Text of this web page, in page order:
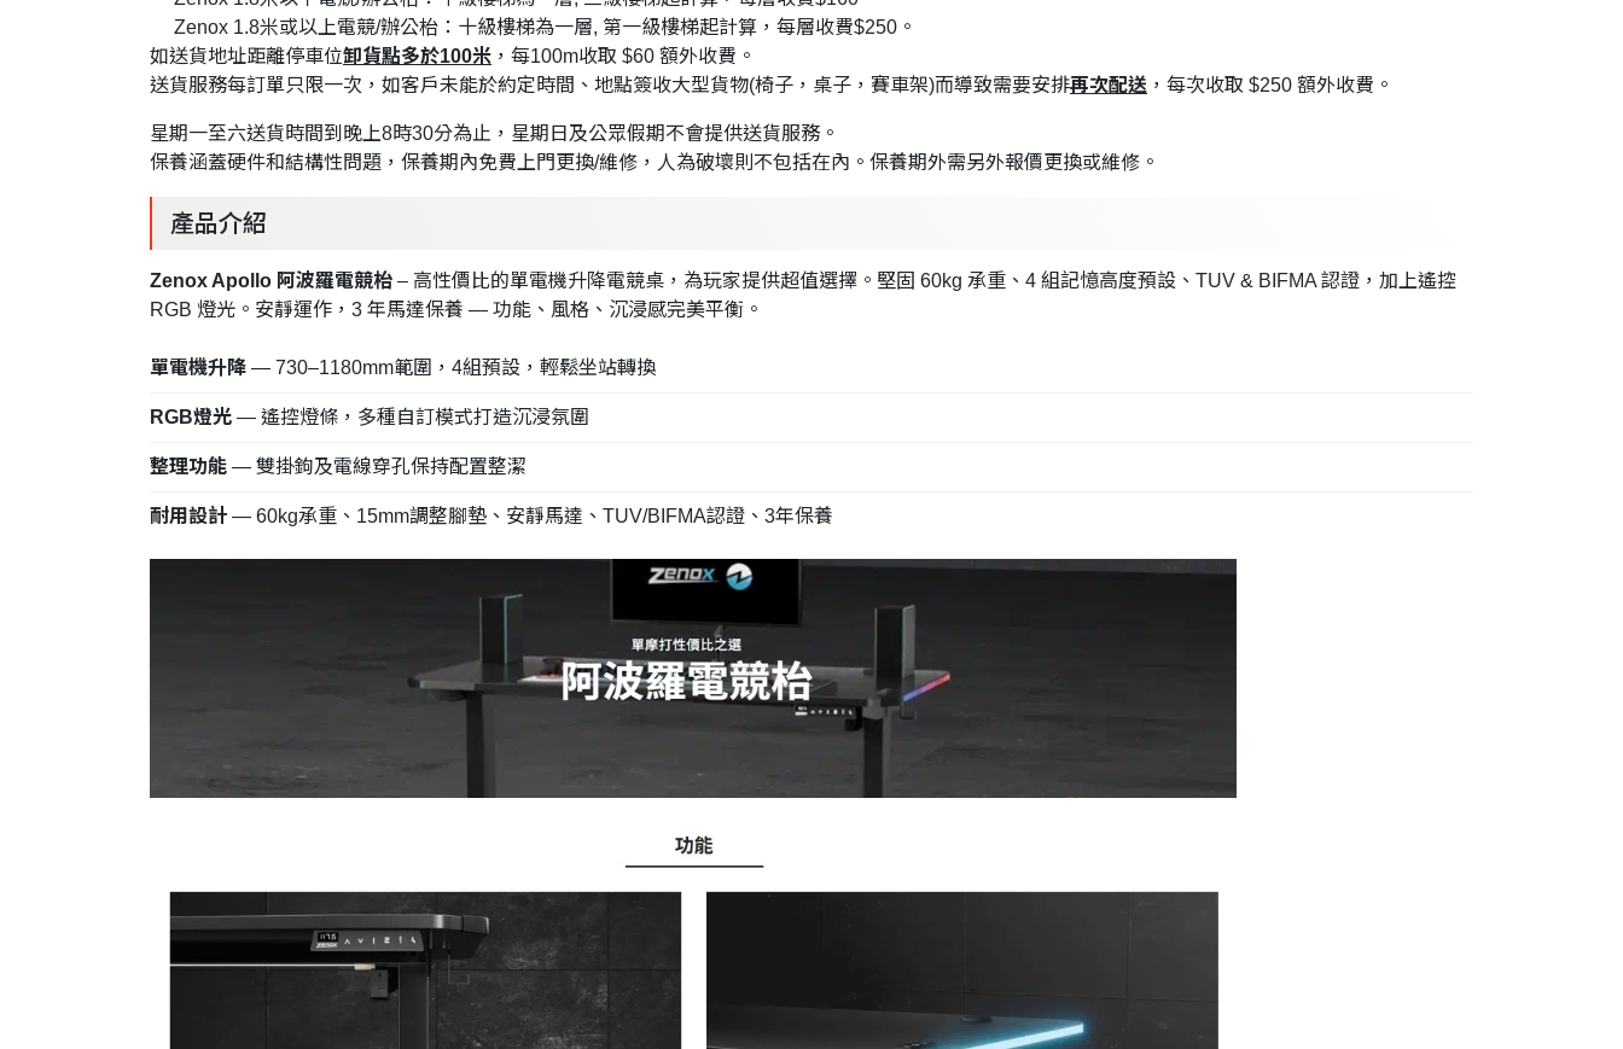
Zenox 1.8米或以上電競/辦公枱：十級樓梯為一層, 第一級樓梯起計算，每層收費$250。
如送貨地址距離停車位卸貨點多於100米 ，每100m收取 $60 額外收費。
送貨服務每訂單只限一次，如客戶未能於約定時間、地點簽收大型貨物(椅子，桌子，賽車架)而導致需要安排再次配送 ，每次收取 $250 額外收費。
星期一至六送貨時間到晚上8時30分為止，星期日及公眾假期不會提供送貨服務。
保養涵蓋硬件和結構性問題，保養期內免費上門更換/維修，人為破壞則不包括在內。保養期外需另外報價更換或維修。
產品介紹
Zenox Apollo 阿波羅電競枱 – 高性價比的單電機升降電競桌，為玩家提供超值選擇。堅固 60kg 承重、4 組記憶高度預設、TUV & BIFMA 認證，加上遙控
RGB 燈光。安靜運作，3 年馬達保養 — 功能、風格、沉浸感完美平衡。
單電機升降 — 730–1180mm範圍，4組預設，輕鬆坐站轉換
RGB燈光 — 遙控燈條，多種自訂模式打造沉浸氛圍
整理功能 — 雙掛鉤及電線穿孔保持配置整潔
耐用設計 — 60kg承重、15mm調整腳墊、安靜馬達、TUV/BIFMA認證、3年保養